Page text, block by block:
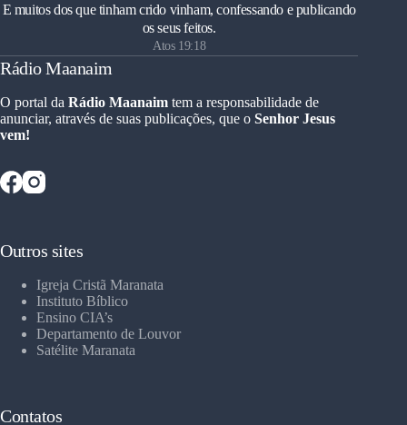
E muitos dos que tinham crido vinham, confessando e publicando
os seus feitos.
Atos 19:18
Rádio Maanaim
O portal da Rádio Maanaim tem a responsabilidade de
anunciar, através de suas publicações, que o Senhor Jesus
vem!
Outros sites
Igreja Cristã Maranata
Instituto Bíblico
Ensino CIA’s
Departamento de Louvor
Satélite Maranata
Contatos